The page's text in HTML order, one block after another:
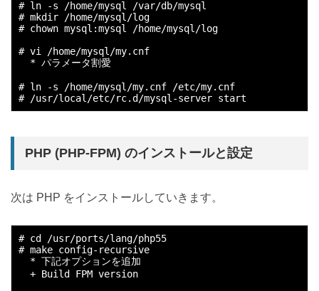
# ln -s /home/mysql /var/db/mysql
# mkdir /home/mysql/log
# chown mysql:mysql /home/mysql/log
# vi /home/mysql/my.cnf
  * パラメータ割愛
# ln -s /home/mysql/my.cnf /etc/my.cnf
PHP (PHP-FPM) のインストールと設定
次は PHP をインストールしていきます。
# cd /usr/ports/lang/php55
# make config-recursive
  * 下記オプションを追加
  + Build FPM version